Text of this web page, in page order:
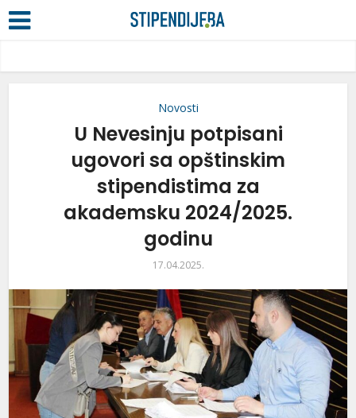
Novosti
U Nevesinju potpisani
ugovori sa opštinskim
stipendistima za
akademsku 2024/2025.
godinu
17.04.2025.